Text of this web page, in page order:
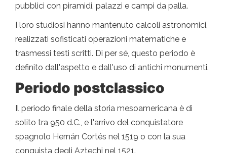
pubblici con piramidi, palazzi e campi da palla.
I loro studiosi hanno mantenuto calcoli astronomici,
realizzati sofisticati operazioni matematiche e
trasmessi testi scritti. Di per sé, questo periodo è
definito dall'aspetto e dall'uso di antichi monumenti.
Periodo postclassico
Il periodo finale della storia mesoamericana è di
solito tra 950 d.C., e l'arrivo del conquistatore
spagnolo Hernán Cortés nel 1519 o con la sua
conquista degli Aztechi nel 1521.